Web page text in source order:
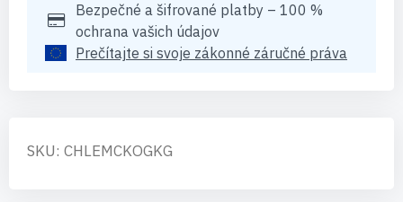
Bezpečné a šifrované platby – 100 %
ochrana vašich údajov
Prečítajte si svoje zákonné záručné práva
SKU: CHLEMCKOGKG